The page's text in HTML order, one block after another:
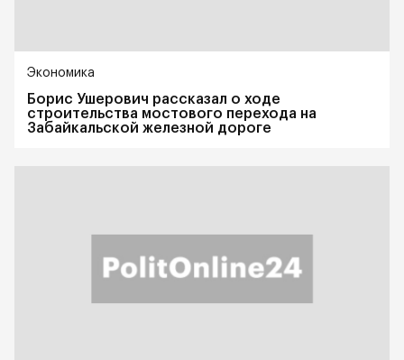
Экономика
Борис Ушерович рассказал о ходе
строительства мостового перехода на
Забайкальской железной дороге